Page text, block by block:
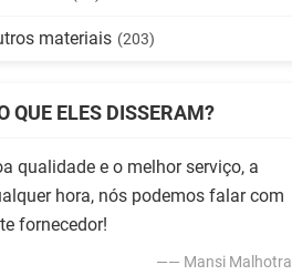
materiais (203)
QUE ELES DISSERAM?
qualidade e o melhor serviço, a
hora, nós podemos falar com
fornecedor!
—— Mansi Malhotra